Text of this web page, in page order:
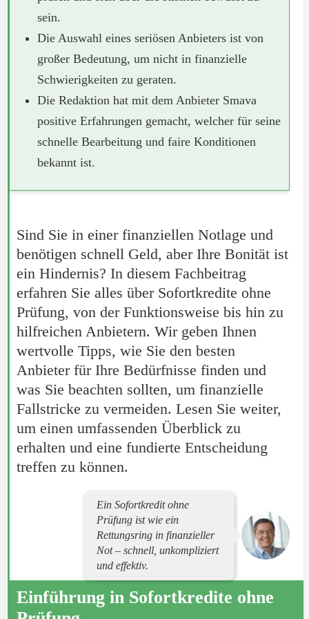
sein.
Die Auswahl eines seriösen Anbieters ist von
großer Bedeutung, um nicht in finanzielle
Schwierigkeiten zu geraten.
Die Redaktion hat mit dem Anbieter Smava
positive Erfahrungen gemacht, welcher für seine
schnelle Bearbeitung und faire Konditionen
bekannt ist.
Sind Sie in einer finanziellen Notlage und
benötigen schnell Geld, aber Ihre Bonität ist
ein Hindernis? In diesem Fachbeitrag
erfahren Sie alles über Sofortkredite ohne
Prüfung, von der Funktionsweise bis hin zu
hilfreichen Anbietern. Wir geben Ihnen
wertvolle Tipps, wie Sie den besten
Anbieter für Ihre Bedürfnisse finden und
was Sie beachten sollten, um finanzielle
Fallstricke zu vermeiden. Lesen Sie weiter,
um einen umfassenden Überblick zu
erhalten und eine fundierte Entscheidung
treffen zu können.
Ein Sofortkredit ohne
Prüfung ist wie ein
Rettungsring in finanzieller
Not – schnell, unkompliziert
und effektiv.
Einführung in Sofortkredite ohne